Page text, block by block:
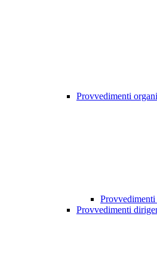
Provvedimenti
Provvedimenti